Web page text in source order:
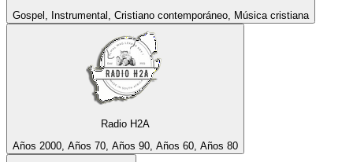
Gospel, Instrumental, Cristiano contemporáneo, Música cristiana
Radio H2A
Años 2000, Años 70, Años 90, Años 60, Años 80